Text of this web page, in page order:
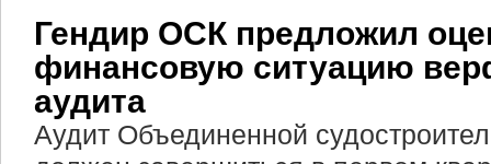
Гендир ОСК предложил
финансовую ситуацию
аудита
Аудит Объединенной